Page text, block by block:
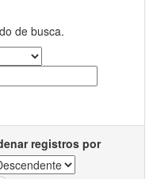
de busca.
registros por